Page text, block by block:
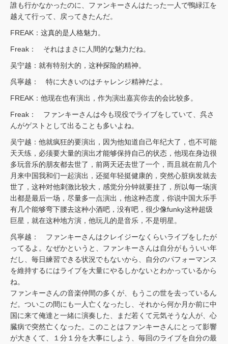
誰も行かなかったのに、ファンキーさんはたった一人で鴨緑江を
越えて行って、戻ってきたんだ。
FREAK：这真的是人格魅力。
Freak： それはまさに人間的な魅力だね。
吴宁越：就有特别大的，这种探险的精神。
呉寧越： 特に大きいのはチャレンジ精神だよ。
FREAK：他现在也有演出，作为演出嘉宾你去的会比较多。
Freak： ファンキーさんは今も現役でライブをしていて、呉さ
んがゲストとして出ることも多いよね。
吴宁越：他就疯狂的要演出，因为他知道自己年纪大了，也不可能
天天练，必须要大量的演出才能够保持自己的状态，他现在身边很
多玩音乐的朋友都去世了，前两天还去世了一个，而且就在前几个
月来中国我和们一起演出，还挺年轻挺健康的，突然心脏病发就去
世了，这种对他刺激比较大，感觉分分钟就要挂了，所以每一场演
出都是最后一场，尽量多一点演出，他这种态度，你说中国大乐手
有几个能够弯下腰去这种小酒吧，没有吧，很少像funky这种超级
巨星，就在这种地方演，他玩儿的是音乐，不是明星。
呉寧越： ファンキーさんはクレイジーなくらいライブをしたが
ってるよ。なぜかというと、ファンキーさんは自分がもういい年
だし、毎日練習できる状況でもないから、自分のパフォーマンス
を維持するにはライブを大量にやるしかないとわかっているから
ね。
ファンキーさんの音楽仲間の多くが、もうこの世を去っているん
だ。ついこの間にも一人亡くなったし、それから何か月か前に中
国に来て俺達と一緒に演奏した、まだ若くて元気そうな人が、心
臓病で突然亡くなった。このことはファンキーさんにとって影響
が大きくて、１分１分を大事にしよう、毎回のライブを自分の最